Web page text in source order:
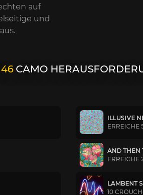
auf
und
CAMO
ILLUSIVE
ERREICHE
AND THEN
ERREICHE
LAMBENT
10